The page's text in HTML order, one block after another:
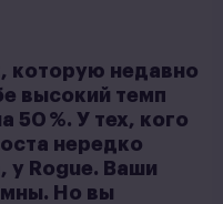
которую недавно
высокий темп
50 %. У тех, кого
нередко
у Rogue. Ваши
Но вы